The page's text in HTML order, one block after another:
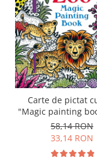
Carte de pictat
"Magic painting
Usborne
58,14 RON
33,14 RON